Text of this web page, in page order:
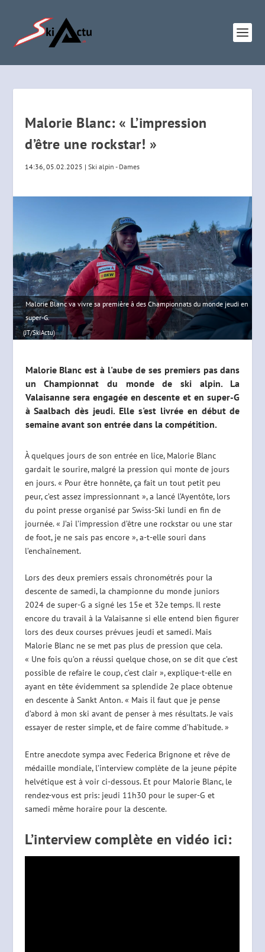
Malorie Blanc: « L’impression
d’être une rockstar! »
14:36, 05.02.2025 |Ski alpin - Dames
Malorie Blanc va vivre sa première à des Championnats du monde jeudi en
super-G.
(JT/SkiActu)
Malorie Blanc est à l'aube de ses premiers pas dans
un Championnat du monde de ski alpin. La
Valaisanne sera engagée en descente et en super-G
à Saalbach dès jeudi. Elle s'est livrée en début de
semaine avant son entrée dans la compétition.
À quelques jours de son entrée en lice, Malorie Blanc
gardait le sourire, malgré la pression qui monte de jours
en jours. « Pour être honnête, ça fait un tout petit peu
peur, c’est assez impressionnant », a lancé l’Ayentôte, lors
du point presse organisé par Swiss-Ski lundi en fin de
journée. « J’ai l’impression d’être une rockstar ou une star
de foot, je ne sais pas encore », a-t-elle souri dans
l’enchaînement.
Lors des deux premiers essais chronométrés pour la
descente de samedi, la championne du monde juniors
2024 de super-G a signé les 15e et 32e temps. Il reste
encore du travail à la Valaisanne si elle entend bien figurer
lors des deux courses prévues jeudi et samedi. Mais
Malorie Blanc ne se met pas plus de pression que cela.
« Une fois qu’on a réussi quelque chose, on se dit que c’est
possible de refaire le coup, c’est clair », explique-t-elle en
ayant en tête évidemment sa splendide 2e place obtenue
en descente à Sankt Anton. « Mais il faut que je pense
d’abord à mon ski avant de penser à mes résultats. Je vais
essayer de rester simple, et de faire comme d’habitude. »
Entre anecdote sympa avec Federica Brignone et rêve de
médaille mondiale, l’interview complète de la jeune pépite
helvétique est à voir ci-dessous. Et pour Malorie Blanc, le
rendez-vous est pris: jeudi 11h30 pour le super-G et
samedi même horaire pour la descente.
L’interview complète en vidéo ici: